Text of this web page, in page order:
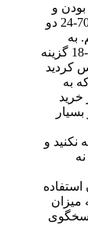
بودن و
حمل را هم دارد. برای شروع کار خرید 70-24 دو
به
اعتقاد من برای شروع کار دی90 با 105-18 گزینه
کردید
به
خرید
بسیار
نکنید و
لنز 70-18 نیکون استفاده
میزان